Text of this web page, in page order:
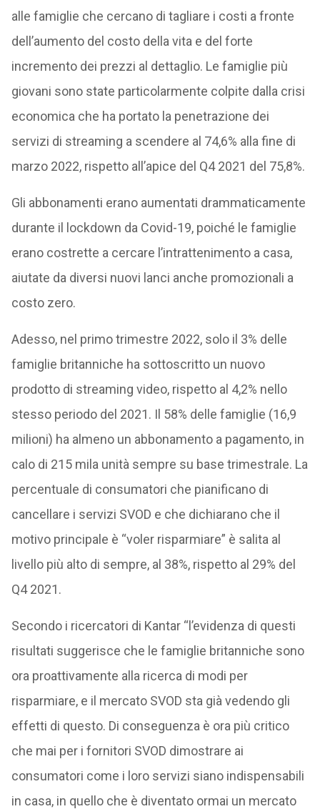
alle famiglie che cercano di tagliare i costi a fronte
dell’aumento del costo della vita e del forte
incremento dei prezzi al dettaglio. Le famiglie più
giovani sono state particolarmente colpite dalla crisi
economica che ha portato la penetrazione dei
servizi di streaming a scendere al 74,6% alla fine di
marzo 2022, rispetto all’apice del Q4 2021 del 75,8%.
Gli abbonamenti erano aumentati drammaticamente
durante il lockdown da Covid-19, poiché le famiglie
erano costrette a cercare l’intrattenimento a casa,
aiutate da diversi nuovi lanci anche promozionali a
costo zero.
Adesso, nel primo trimestre 2022, solo il 3% delle
famiglie britanniche ha sottoscritto un nuovo
prodotto di streaming video, rispetto al 4,2% nello
stesso periodo del 2021. Il 58% delle famiglie (16,9
milioni) ha almeno un abbonamento a pagamento, in
calo di 215 mila unità sempre su base trimestrale. La
percentuale di consumatori che pianificano di
cancellare i servizi SVOD e che dichiarano che il
motivo principale è “voler risparmiare” è salita al
livello più alto di sempre, al 38%, rispetto al 29% del
Q4 2021.
Secondo i ricercatori di Kantar “l’evidenza di questi
risultati suggerisce che le famiglie britanniche sono
ora proattivamente alla ricerca di modi per
risparmiare, e il mercato SVOD sta già vedendo gli
effetti di questo. Di conseguenza è ora più critico
che mai per i fornitori SVOD dimostrare ai
consumatori come i loro servizi siano indispensabili
in casa, in quello che è diventato ormai un mercato